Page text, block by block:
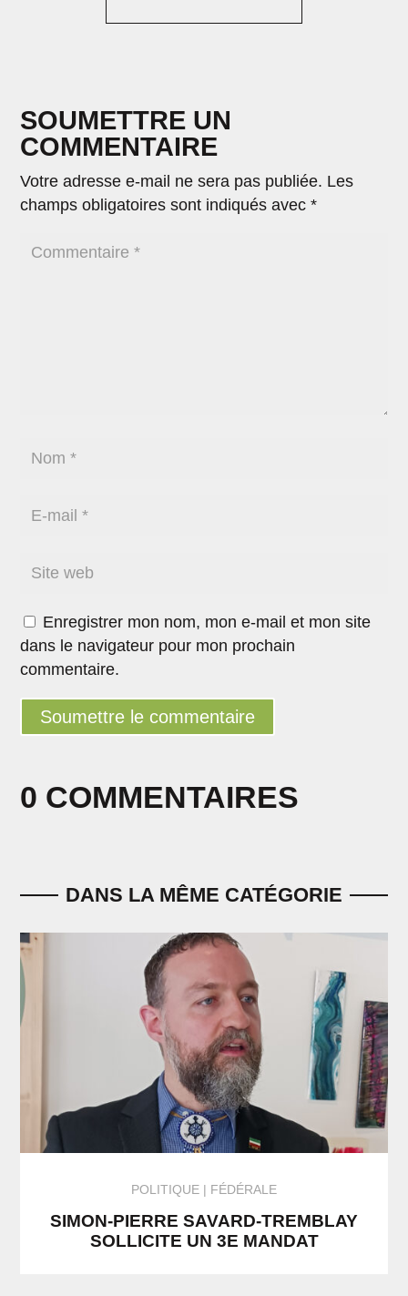
0 COMMENTAIRES
SOUMETTRE UN
COMMENTAIRE
Votre adresse e-mail ne sera pas publiée. Les
champs obligatoires sont indiqués avec*
Enregistrer mon nom, mon e-mail et mon site
dans le navigateur pour mon prochain
commentaire.
Soumettre le commentaire
DANS LA MÊME CATÉGORIE
POLITIQUE FÉDÉRALE
SIMON-PIERRE SAVARD-TREMBLAY
SOLLICITE UN 3E MANDAT